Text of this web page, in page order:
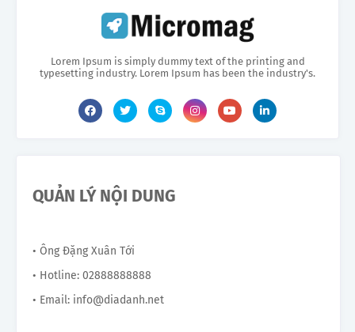
Lorem Ipsum is simply dummy text of the printing and
typesetting industry. Lorem Ipsum has been the industry's.
QUẢN LÝ NỘI DUNG
• Ông Đặng Xuân Tới
• Hotline: 02888888888
• Email: info@diadanh.net